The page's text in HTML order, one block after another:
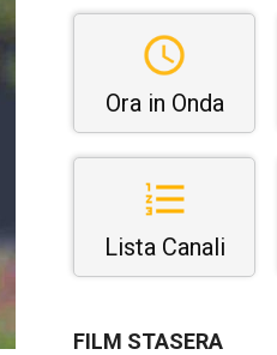
Ora in Onda
Lista Canali
FILM STASERA